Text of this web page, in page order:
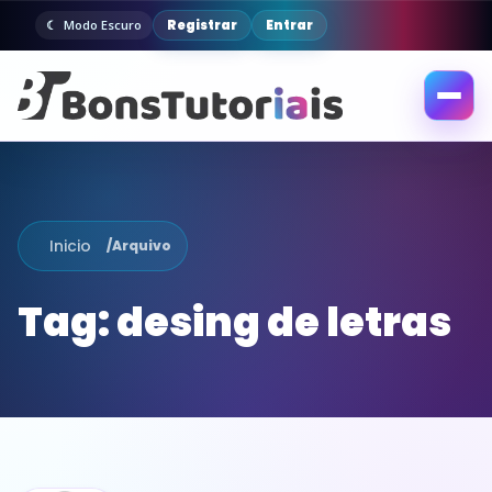
Modo Escuro Registrar Entrar
Abrir
Inicio /Arquivo
Tag:desing de letras